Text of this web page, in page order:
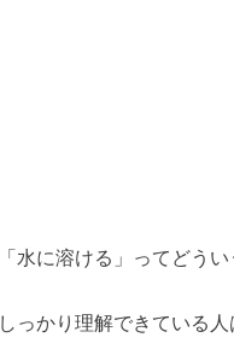
「水に溶ける」ってどう
しっかり理解できている人